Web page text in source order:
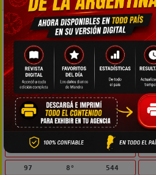
Ambos atrasados en la ubicación exacta
Ambo Ubicación Sin salir
67 13° 890
55 15° 837
13 13° 776
31 18° 756
28 14° 663
32 556
97 8° 544